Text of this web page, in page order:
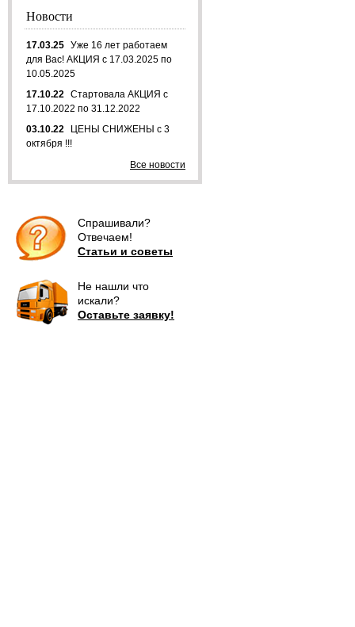
Новости
17.03.25 Уже 16 лет работаем
для Вас! АКЦИЯ с 17.03.2025 по
10.05.2025
17.10.22 Стартовала АКЦИЯ с
17.10.2022 по 31.12.2022
03.10.22
ЦЕНЫ СНИЖЕНЫ с 3
октября !!!
Все новости
Спрашивали?
Отвечаем!
Статьи и советы
Не нашли что
искали?
Оставьте заявку!